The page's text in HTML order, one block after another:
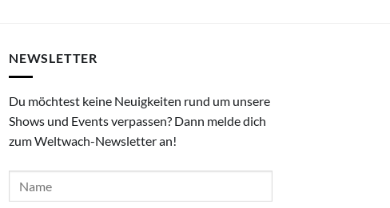
NEWSLETTER
Du möchtest keine Neuigkeiten rund um unsere
Shows und Events verpassen? Dann melde dich
zum Weltwach-Newsletter an!